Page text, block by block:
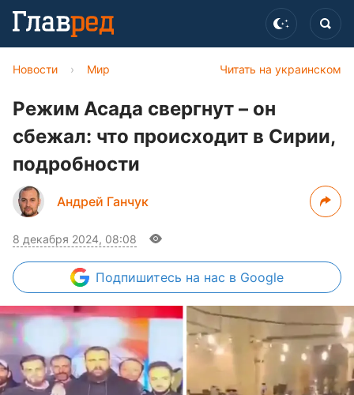
Читать на украинском
Новости › Мир
Режим Асада свергнут – он
сбежал: что происходит в Сирии,
подробности
Андрей Ганчук
8 декабря 2024, 08:08
Подпишитесь на нас в Google